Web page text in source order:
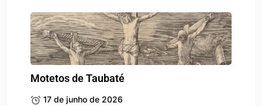
Motetos de Taubaté
17 de junho de 2026